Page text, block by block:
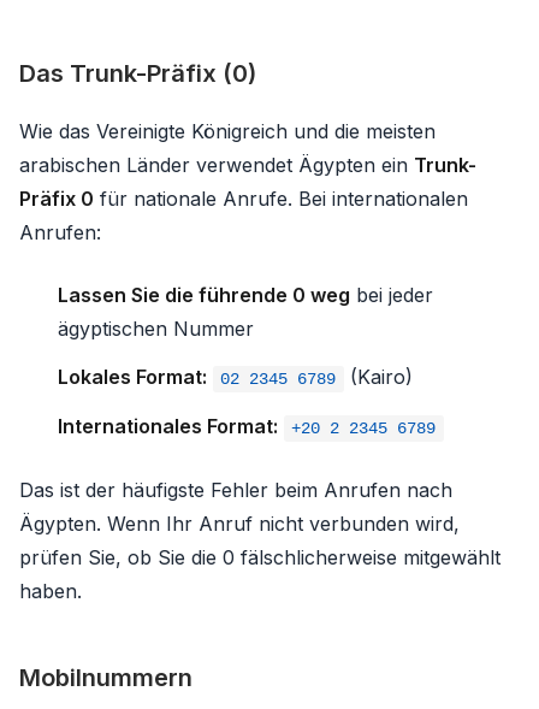
Das Trunk-Präfix (0)
Wie das Vereinigte Königreich und die meisten
arabischen Länder verwendet Ägypten ein Trunk-
Präfix 0 für nationale Anrufe. Bei internationalen
Anrufen:
Lassen Sie die führende 0 weg bei jeder
ägyptischen Nummer
Lokales Format:
02 2345 6789 (Kairo)
Internationales Format: +20 2 2345 6789
Das ist der häufigste Fehler beim Anrufen nach
Ägypten. Wenn Ihr Anruf nicht verbunden wird,
prüfen Sie, ob Sie die 0 fälschlicherweise mitgewählt
haben.
Mobilnummern